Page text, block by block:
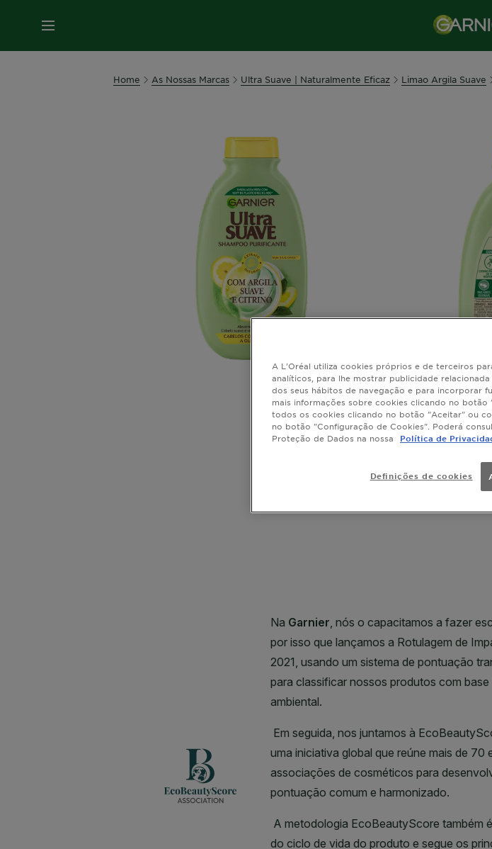
MENU
Home As Nossas Marcas Ultra Suave | Naturalmente Eficaz Limao Argila Suave
A L'Oréal utiliza cookies próprios e de terceiros
analíticos, para lhe mostrar publicidade
dos seus hábitos de navegação e para incorporar
mais informações sobre cookies clicando no
todos os cookies clicando no botão "Aceitar" ou
no botão "Configuração de Cookies". Poderá
Proteção de Dados na nossa
Política de
Definições de cookies